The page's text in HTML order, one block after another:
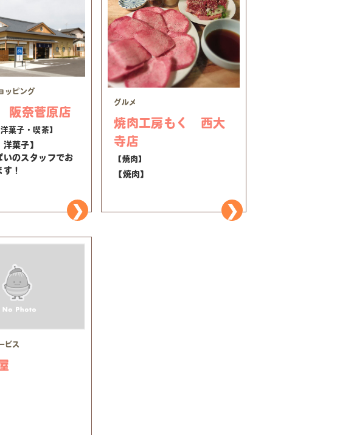
ッピング
阪奈菅原店
菓子・喫茶】
洋菓子】
いのスタッフでお
！
グルメ
焼肉工房もく 西大
寺店
【焼肉】
【焼肉】
ビス